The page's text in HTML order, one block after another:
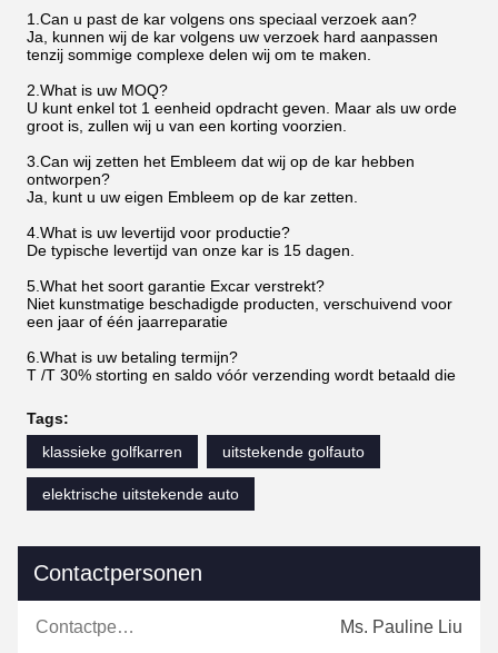
1.Can u past de kar volgens ons speciaal verzoek aan?
Ja, kunnen wij de kar volgens uw verzoek hard aanpassen
tenzij sommige complexe delen wij om te maken.
2.What is uw MOQ?
U kunt enkel tot 1 eenheid opdracht geven. Maar als uw orde
groot is, zullen wij u van een korting voorzien.
3.Can wij zetten het Embleem dat wij op de kar hebben
ontworpen?
Ja, kunt u uw eigen Embleem op de kar zetten.
4.What is uw levertijd voor productie?
De typische levertijd van onze kar is 15 dagen.
5.What het soort garantie Excar verstrekt?
Niet kunstmatige beschadigde producten, verschuivend voor
een jaar of één jaarreparatie
6.What is uw betaling termijn?
T /T 30% storting en saldo vóór verzending wordt betaald die
Tags:
klassieke golfkarren
uitstekende golfauto
elektrische uitstekende auto
Contactpersonen
Contactpersonen: Ms. Pauline Liu